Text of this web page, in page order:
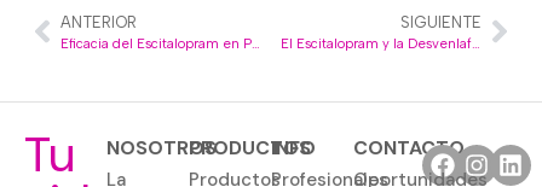
ANTERIOR SIGUIENTE
El Escitalopram y la Desvenlafaxina en la Depresión Mayor
Tu NOSOTROS
La
PRODUCTOS
Productos
INFO
Profesionales
CONTACTO
Oportunidades